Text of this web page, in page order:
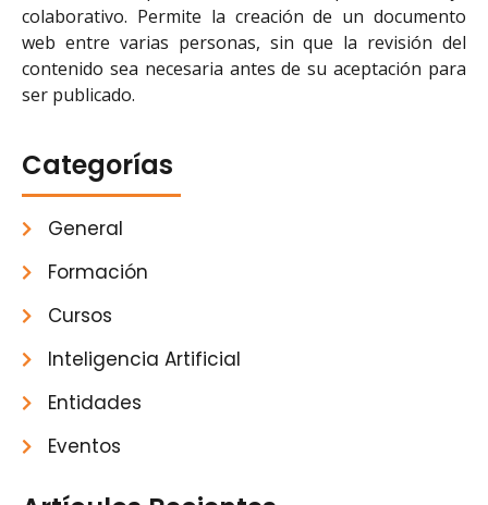
colaborativo. Permite la creación de un documento
web entre varias personas, sin que la revisión del
contenido sea necesaria antes de su aceptación para
ser publicado.
Categorías
General
Formación
Cursos
Inteligencia Artificial
Entidades
Eventos